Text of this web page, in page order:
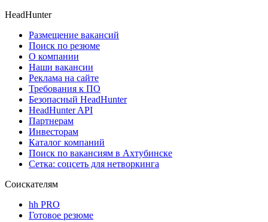
HeadHunter
Размещение вакансий
Поиск по резюме
О компании
Наши вакансии
Реклама на сайте
Требования к ПО
Безопасный HeadHunter
HeadHunter API
Партнерам
Инвесторам
Каталог компаний
Поиск по вакансиям в Ахтубинске
Сетка: соцсеть для нетворкинга
Соискателям
hh PRO
Готовое резюме